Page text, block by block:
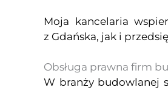
Moja kancelaria
z Gdańska, jak i
Obsługa prawna firm
W branży budowlanej